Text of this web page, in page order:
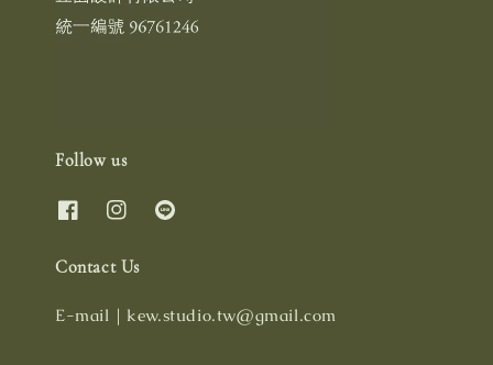
Follow us
Contact Us
E-mail｜kew.studio.tw@gmail.com